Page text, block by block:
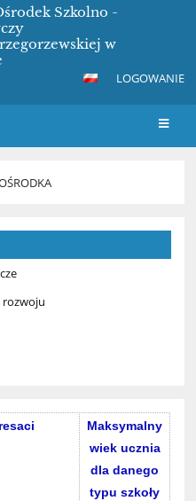
Szkolno -
w
LOGOWANIE
rozwoju
Maksymalny
wiek ucznia
dla danego
typu szkoły